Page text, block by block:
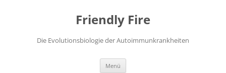
Friendly Fire
Die Evolutionsbiologie der Autoimmunkrankheiten
Menü